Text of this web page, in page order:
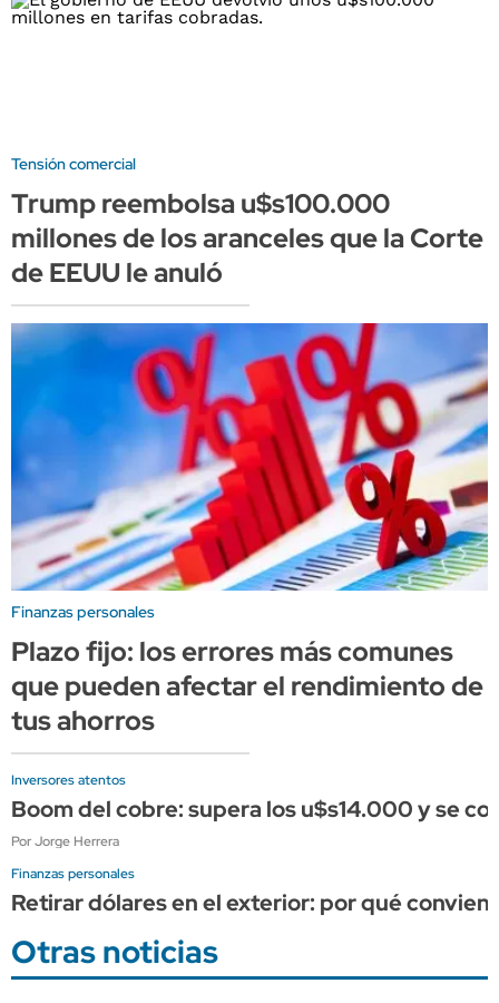
Tensión comercial
Trump reembolsa u$s100.000
millones de los aranceles que la Corte
de EEUU le anuló
Finanzas personales
Plazo fijo: los errores más comunes
que pueden afectar el rendimiento de
tus ahorros
Inversores atentos
Boom del cobre: supera los u$s14.000 y se
Por Jorge Herrera
Finanzas personales
Retirar dólares en el exterior: por qué
Otras noticias